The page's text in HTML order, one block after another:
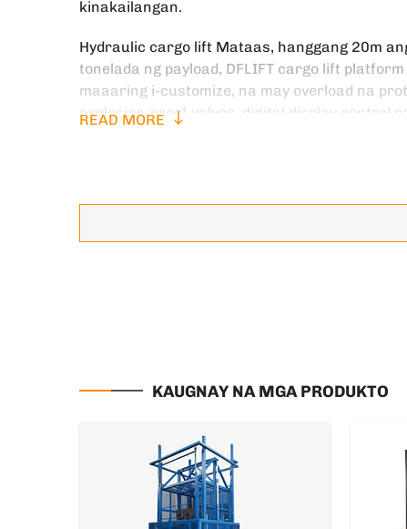
kinakailangan.
Hydraulic cargo lift Mataas, hanggang 20m
tonelada ng payload, DFLIFT cargo lift
maaaring i-customize, na may overload na
explosion-proof valves, digital display control
pag-install at pagpapanatili. Pag-angat ng
isang malawak na hanay ng paggamit ng mga
READ MORE
KAUGNAY NA MGA PRODUKTO